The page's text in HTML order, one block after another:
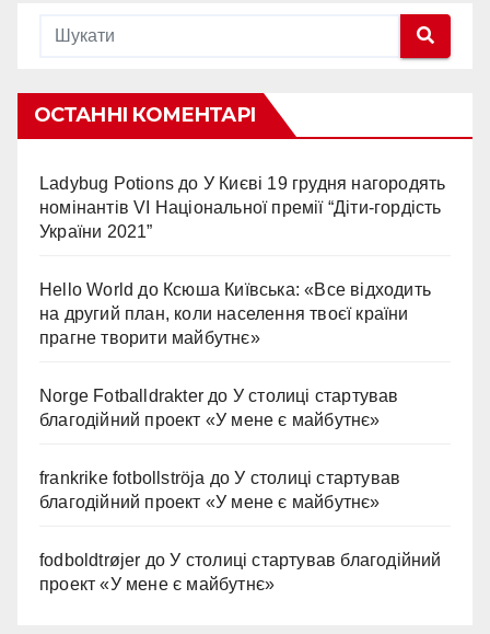
ОСТАННІ КОМЕНТАРІ
Ladybug Potions до У Києві 19 грудня нагородять
номінантів VI Національної премії “Діти-гордість
України 2021”
Hello World до Ксюша Київська: «Все відходить
на другий план, коли населення твоєї країни
прагне творити майбутнє»
Norge Fotballdrakter до У столиці стартував
благодійний проект «У мене є майбутнє»
frankrike fotbollströja доУ столиці стартував
благодійний проект «У мене є майбутнє»
fodboldtrøjer доУ столиці стартував благодійний
проект «У мене є майбутнє»